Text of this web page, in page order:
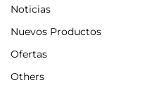
Noticias
Nuevos Productos
Ofertas
Others